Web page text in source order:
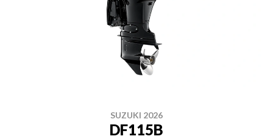
SUZUKI 2026
DF115B